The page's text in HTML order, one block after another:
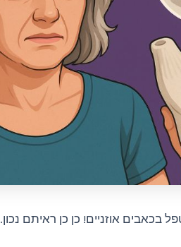
בכאבים אוזניים! כן כן ראיתם נכון.